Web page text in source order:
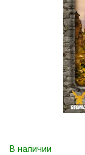
В наличии